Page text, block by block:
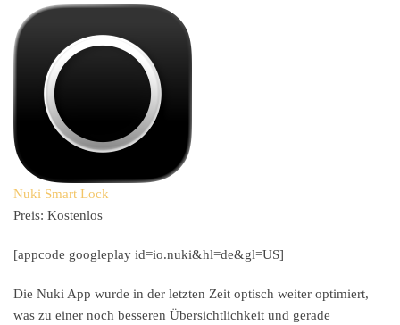
Nuki Smart Lock
Preis: Kostenlos
[appcode googleplay id=io.nuki&hl=de&gl=US]
Die Nuki App wurde in der letzten Zeit optisch weiter optimiert,
was zu einer noch besseren Übersichtlichkeit und gerade